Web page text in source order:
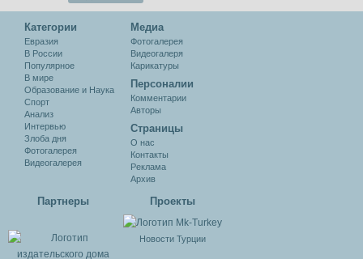
Категории
Евразия
В России
Популярное
В мире
Образование и Наука
Спорт
Анализ
Интервью
Злоба дня
Фотогалерея
Видеогалерея
Медиа
Фотогалерея
Видеогалеря
Карикатуры
Персоналии
Комментарии
Авторы
Cтраницы
О нас
Контакты
Реклама
Архив
Партнеры Проекты
Новости Турции